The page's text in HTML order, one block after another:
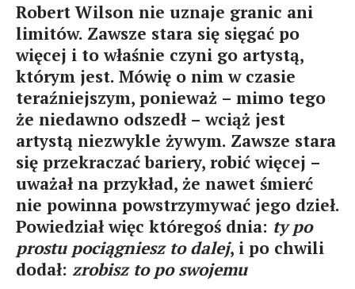
Robert Wilson nie uznaje granic ani
limitów. Zawsze stara się sięgać po
więcej i to właśnie czyni go artystą,
którym jest. Mówię o nim w czasie
teraźniejszym, ponieważ – mimo tego
że niedawno odszedł – wciąż jest
artystą niezwykle żywym. Zawsze stara
się przekraczać bariery, robić więcej –
uważał na przykład, że nawet śmierć
nie powinna powstrzymywać jego dzieł.
Powiedział więc któregoś dnia: ty po
prostu pociągniesz to dalej, i po chwili
dodał: zrobisz to po swojemu